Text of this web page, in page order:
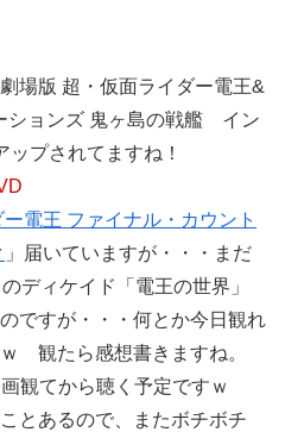
場版 超・仮面ライダー電王&
ションズ 鬼ヶ島の戦艦 イン
プされてますね！
電王 ファイナル・カウント
」届いていますが・・・まだ
ディケイド「電王の世界」
ですが・・・何とか今日観れ
観たら感想書きますね。
画観てから聴く予定ですｗ
とあるので、またボチボチ